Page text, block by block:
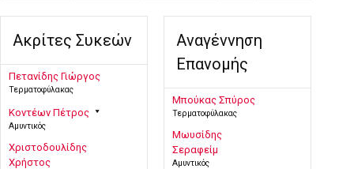
Ακρίτες Συκεών
Πετανίδης Γιώργος
Τερματοφύλακας
Κοντέων Πέτρος
Αμυντικός
Χριστοδουλίδης
Χρήστος
Αναγέννηση
Επανομής
Μπούκας Σπύρος
Τερματοφύλακας
Μωυσίδης
Σεραφείμ
Αμυντικός